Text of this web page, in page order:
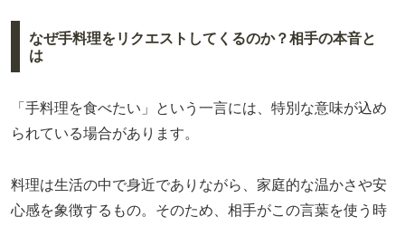
なぜ手料理をリクエストしてくるのか？相手の本音と
は
「手料理を食べたい」という一言には、特別な意味が込め
られている場合があります。
料理は生活の中で身近でありながら、家庭的な温かさや安
心感を象徴するもの。そのため、相手がこの言葉を使う時